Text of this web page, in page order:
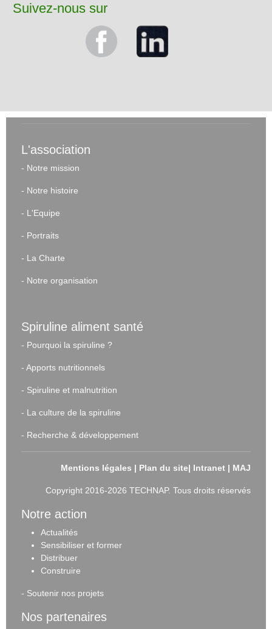
Suivez-nous sur
L'association
- Notre mission
- Notre histoire
- L'Equipe
- Portraits
- La Charte
- Notre organisation
Spiruline aliment santé
- Pourquoi la spiruline ?
- Apports nutritionnels
- Spiruline et malnutrition
- La culture de la spiruline
- Recherche & développement
Mentions légales | Plan du site| Intranet | MAJ
Copyright 2016-2026 TECHNAP. Tous droits réservés
Notre action
Actualités
Sensibiliser et former
Distribuer
Construire
- Soutenir nos projets
Nos partenaires